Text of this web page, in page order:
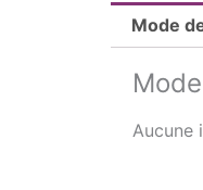
Mode
Aucune